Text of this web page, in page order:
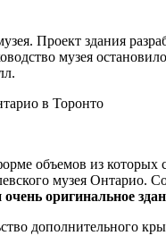
Проект здания
музея
объемов из
музея Онтарио.
оригинальное
дополнительного